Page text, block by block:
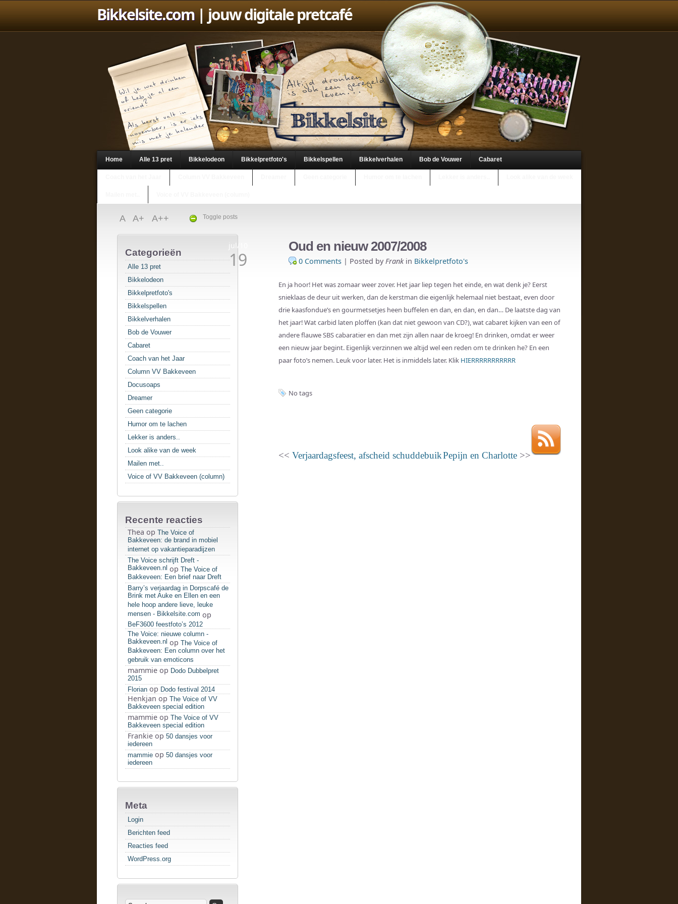
Bikkelsite.com| jouw digitale pretcafé
Home Alle 13 pret Bikkelodeon Bikkelpretfoto's Bikkelspellen Bikkelverhalen Bob de Vouwer Cabaret
Toggle posts
A A+ A++
Categorieën
Alle 13 pret
Bikkelodeon
Bikkelpretfoto's
Bikkelspellen
Bikkelverhalen
Bob de Vouwer
Cabaret
Coach van het Jaar
Column VV Bakkeveen
Docusoaps
Dreamer
Geen categorie
Humor om te lachen
Lekker is anders..
Look alike van de week
Mailen met..
Voice of VV Bakkeveen (column)
Recente reacties
Thea op The Voice of
Bakkeveen: de brand in mobiel
internet op vakantieparadijzen
The Voice schrijft Dreft -
Bakkeveen.nl op The Voice of
Bakkeveen: Een brief naar Dreft
Barry’s verjaardag in Dorpscafé de
Brink met Auke en Ellen en een
hele hoop andere lieve, leuke
mensen - Bikkelsite.com op
BeF3600 feestfoto’s 2012
The Voice: nieuwe column -
Bakkeveen.nl op The Voice of
Bakkeveen: Een column over het
gebruik van emoticons
mammie op Dodo Dubbelpret
2015
Florian op Dodo festival 2014
Henkjan op The Voice of VV
Bakkeveen special edition
mammie op The Voice of VV
Bakkeveen special edition
Frankie op 50 dansjes voor
iedereen
mammie op 50 dansjes voor
iedereen
Meta
Login
Berichten feed
Reacties feed
WordPress.org
jul/10
19
Oud en nieuw 2007/2008
0 Comments | Posted byFrankin Bikkelpretfoto's
En ja hoor! Het was zomaar weer zover. Het jaar liep tegen het einde, en wat denk je? Eerst
snieklaas de deur uit werken, dan de kerstman die eigenlijk helemaal niet bestaat, even door
drie kaasfondue’s en gourmetsetjes heen buffelen en dan, en dan, en dan… De laatste dag van
het jaar! Wat carbid laten ploffen (kan dat niet gewoon van CD?), wat cabaret kijken van een of
andere flauwe SBS cabaratier en dan met zijn allen naar de kroeg! En drinken, omdat er weer
een nieuw jaar begint. Eigenlijk verzinnen we altijd wel een reden om te drinken he? En een
paar foto’s nemen. Leuk voor later. Het is inmiddels later. Klik HIERRRRRRRRRRR
No tags
<< Verjaardagsfeest, afscheid schuddebuikPepijn en Charlotte >>